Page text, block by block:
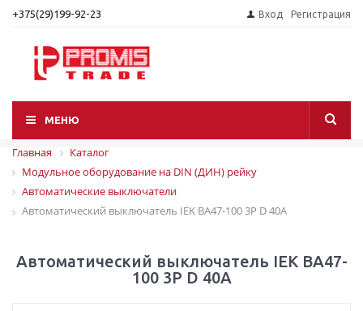
+375(29)199-92-23 Вход Регистрация
МЕНЮ
Главная
Каталог
Модульное оборудование на DIN (ДИН) рейку
Автоматические выключатели
Автоматический выключатель IEK ВА47-100 3P D 40A
Автоматический выключатель IEK ВА47-
100 3P D 40A